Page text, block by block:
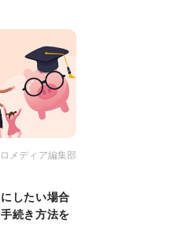
メディア編集部
したい場合
続き方法を